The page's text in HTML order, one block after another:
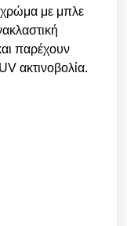
χρώμα με μπλε
παρέχουν
ακτινοβολία.